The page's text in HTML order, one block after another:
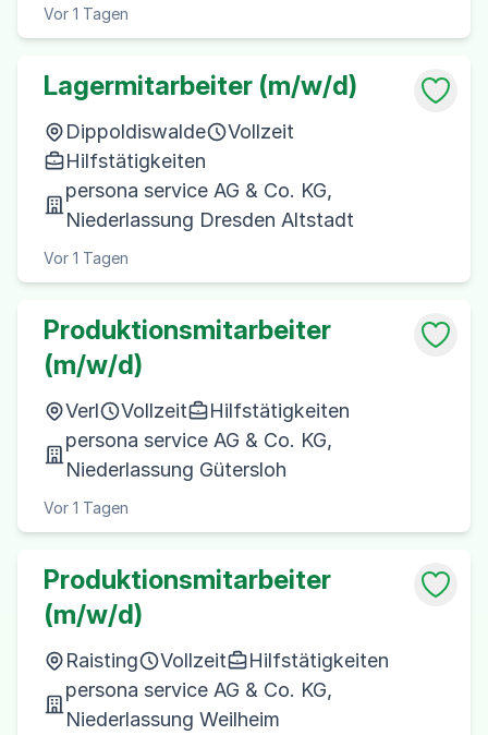
Vor 1 Tagen
Lagermitarbeiter (m/w/d)
Dippoldiswalde
Vollzeit
Hilfstätigkeiten
persona service AG & Co. KG,
Niederlassung Dresden Altstadt
Vor 1 Tagen
Produktionsmitarbeiter
(m/w/d)
Verl Vollzeit
Hilfstätigkeiten
persona service AG & Co. KG,
Niederlassung Gütersloh
Vor 1 Tagen
Produktionsmitarbeiter
(m/w/d)
Raisting Vollzeit
Hilfstätigkeiten
persona service AG & Co. KG,
Niederlassung Weilheim